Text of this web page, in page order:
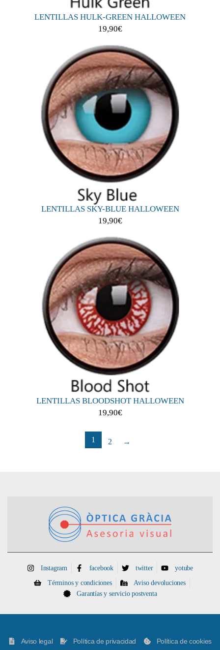
LENTILLAS HULK-GREEN HALLOWEEN
19,90€
LENTILLAS SKY-BLUE HALLOWEEN
19,90€
LENTILLAS BLOODSHOT HALLOWEEN
19,90€
1 2 →
Instagram facebook twitter
yotube
Términos y condiciones
Aviso devoluciones
Garantías y servicio postventa
Aviso legal Política de privacidad Política de cookies